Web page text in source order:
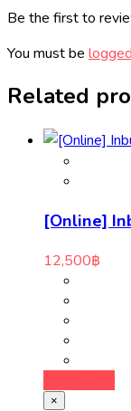
Be the first to
You must be
Related
[Online]
12,500฿
×